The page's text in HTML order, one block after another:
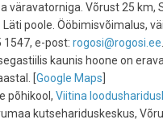
väravatorniga. Võrust 25 km,
poole. Ööbimisvõimalus,
1547, e-post: rogosi@rogosi.ee.
kaunis hoone on
[Google Maps
põhikool, Viitina
kutsehariduskeskus,